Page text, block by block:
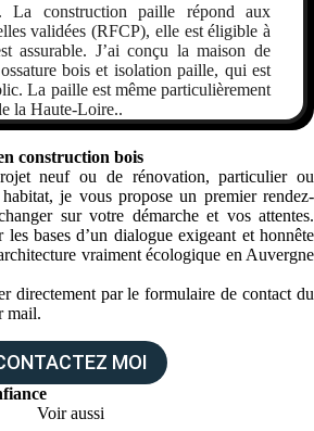
La construction paille répond aux
validées (RFCP), elle est éligible à
assurable. J’ai conçu la maison de
bois et isolation paille, qui est
La paille est même particulièrement
la Haute-Loire..
construction bois
neuf ou de rénovation, particulier ou
je vous propose un premier rendez-
sur votre démarche et vos attentes.
les bases d’un dialogue exigeant et honnête
vraiment écologique en Auvergne
directement par le formulaire de contact du
mail.
MOI
Voir aussi